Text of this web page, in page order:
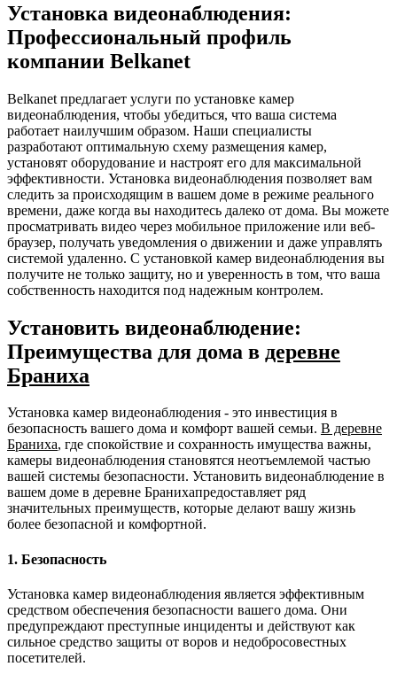
Установка видеонаблюдения:
Профессиональный профиль
компании Belkanet
Belkanet предлагает услуги по установке камер
видеонаблюдения, чтобы убедиться, что ваша система
работает наилучшим образом. Наши специалисты
разработают оптимальную схему размещения камер,
установят оборудование и настроят его для максимальной
эффективности. Установка видеонаблюдения позволяет вам
следить за происходящим в вашем доме в режиме реального
времени, даже когда вы находитесь далеко от дома. Вы можете
просматривать видео через мобильное приложение или веб-
браузер, получать уведомления о движении и даже управлять
системой удаленно. С установкой камер видеонаблюдения вы
получите не только защиту, но и уверенность в том, что ваша
собственность находится под надежным контролем.
Установить видеонаблюдение:
Преимущества для дома в деревне
Браниха
Установка камер видеонаблюдения - это инвестиция в
безопасность вашего дома и комфорт вашей семьи. В деревне
Браниха, где спокойствие и сохранность имущества важны,
камеры видеонаблюдения становятся неотъемлемой частью
вашей системы безопасности. Установить видеонаблюдение в
вашем доме в деревне Бранихапредоставляет ряд
значительных преимуществ, которые делают вашу жизнь
более безопасной и комфортной.
1. Безопасность
Установка камер видеонаблюдения является эффективным
средством обеспечения безопасности вашего дома. Они
предупреждают преступные инциденты и действуют как
сильное средство защиты от воров и недобросовестных
посетителей.